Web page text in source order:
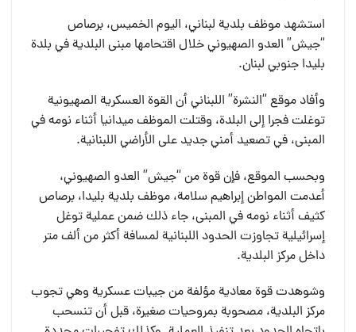
استشهد موظف بلدية لبناني، اليوم الخميس، برصاص
“جيش” العدو الصهيوني خلال اقتحامها مبنى البلدية في بلدة
بليدا جنوبي لبنان.
وأفاد موقع “النشرة” اللبناني أن القوة العسكرية الصهيونية
توغلت فجرا إلى البلدة، وقتلت الموظف ميدانيا أثناء نومه في
المبنى، في تصعيد أمني جديد على الأراضي اللبنانية.
وبحسب الموقع، فإن قوة من “جيش” العدو الصهيوني،
أعدمت المواطن إبراهيم سلامة، موظف بلدية بليدا، برصاص
كثيف أثناء نومه في المبنى، جاء ذلك ضمن عملية توغل
إسرائيلية تجاوزت الحدود اللبنانية لمسافة أكثر من ألف متر
داخل مركز البلدية.
وشوهدت قوة معادية مؤلفة من جيبات عسكرية وهي تجوب
مركز البلدية، مصحوبة بمروحيات صغيرة، قبل أن تنسحب